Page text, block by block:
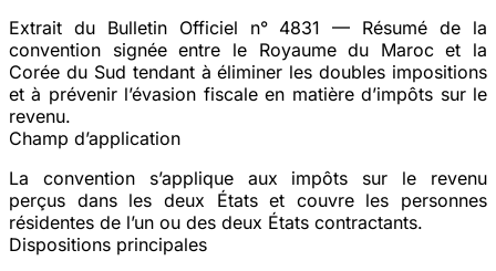
Extrait du Bulletin Officiel n° 4831 — Résumé de la
convention signée entre le Royaume du Maroc et la
Corée du Sud tendant àéliminer les doubles impositions
et à prévenir l’évasion fiscale en matière d’impôts sur le
revenu.
Champ d’application
La convention s’applique aux impôts sur le revenu
perçus dans les deux États et couvre les personnes
résidentes de l’un ou des deux États contractants.
Dispositions principales